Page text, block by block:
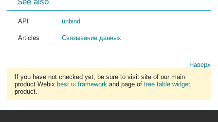
API unbind
Articles Связывание данных
Наверх
If you have not checked yet, be sure to visit site of our main
product Webix best ui framework and page of tree table widget
product.